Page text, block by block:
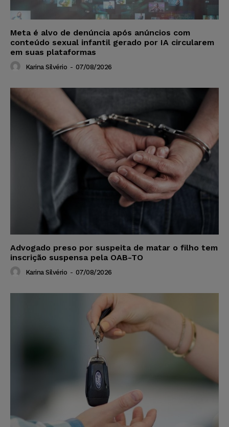
Meta é alvo de denúncia após anúncios com
conteúdo sexual infantil gerado por IA circularem
em suas plataformas
Karina Silvério - 07/08/2026
Advogado preso por suspeita de matar o filho tem
inscrição suspensa pela OAB-TO
Karina Silvério - 07/08/2026